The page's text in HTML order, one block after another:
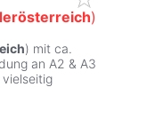
)
) mit ca.
an A2 & A3